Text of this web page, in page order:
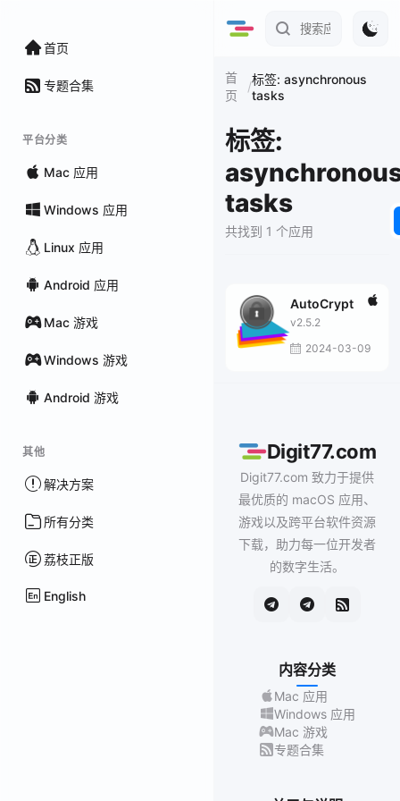
首页
专题合集
平台分类
Mac 应用
Windows 应用
Linux 应用
Android 应用
Mac 游戏
Windows 游戏
Android 游戏
其他
解决方案
所有分类
荔枝正版
English
首
页
/标签: asynchronous
tasks
标签:
tasks
共找到 1 个应用
AutoCrypt
v2.5.2
2024-03-09
Digit77.com
Digit77.com 致力于提供
最优质的 macOS 应用、
游戏以及跨平台软件资源
下载，助力每一位开发者
的数字生活。
内容分类
Mac 应用
Windows 应用
Mac 游戏
专题合集